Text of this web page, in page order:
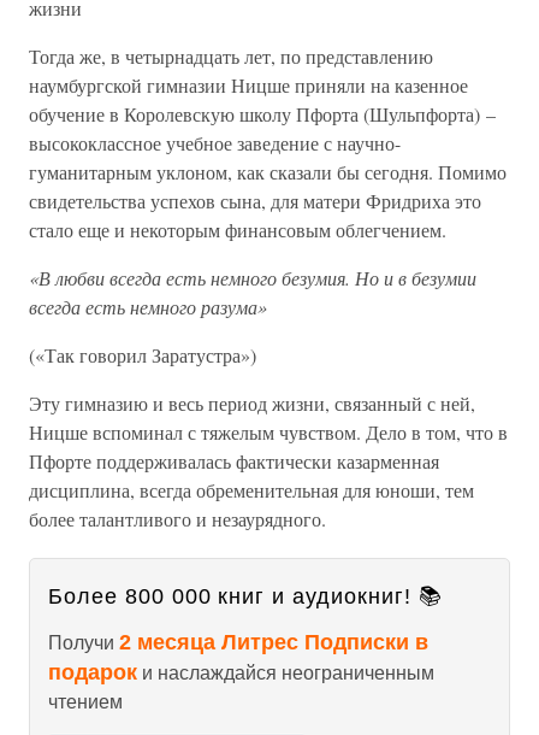
жизни
Тогда же, в четырнадцать лет, по представлению
наумбургской гимназии Ницше приняли на казенное
обучение в Королевскую школу Пфорта (Шульпфорта) –
высококлассное учебное заведение с научно-
гуманитарным уклоном, как сказали бы сегодня. Помимо
свидетельства успехов сына, для матери Фридриха это
стало еще и некоторым финансовым облегчением.
«В любви всегда есть немного безумия. Но и в безумии
всегда есть немного разума»
(«Так говорил Заратустра»)
Эту гимназию и весь период жизни, связанный с ней,
Ницше вспоминал с тяжелым чувством. Дело в том, что в
Пфорте поддерживалась фактически казарменная
дисциплина, всегда обременительная для юноши, тем
более талантливого и незаурядного.
Более 800 000 книг и аудиокниг! 📚
Получи 2 месяца Литрес Подписки в
подарок и наслаждайся неограниченным
чтением